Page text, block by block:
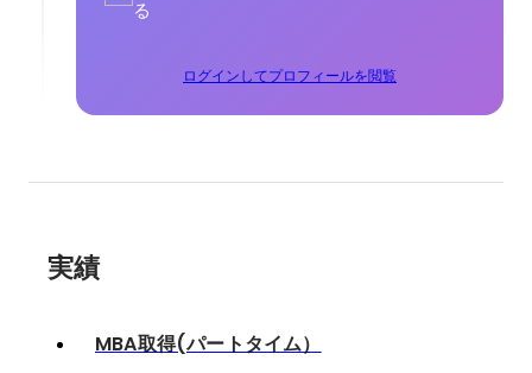
る
ログインしてプロフィールを閲覧
実績
MBA取得(パートタイム）